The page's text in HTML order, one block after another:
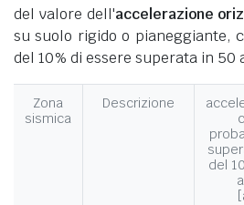
del valore dell'accelerazione
su suolo rigido o pianeggiante,
del 10% di essere superata in 50
Zona
sismica
Descrizione
del
[